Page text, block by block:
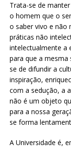
Trata-se de
o homem que o
o saber vivo e não
práticas não
intelectualmente a
para que a
se de difundir a
inspiração,
com a sedução, a
não é um objeto
para a nossa
se forma
A Universidade é,